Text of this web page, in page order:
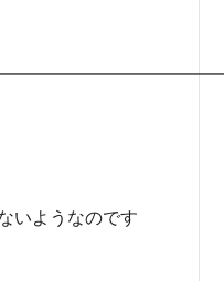
いようなのです